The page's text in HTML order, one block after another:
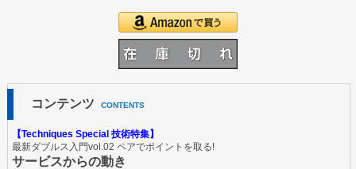
コンテンツ CONTENTS
【Techniques Special 技術特集】
最新ダブルス入門vol.02 ペアでポイントを取る!
サービスからの動き